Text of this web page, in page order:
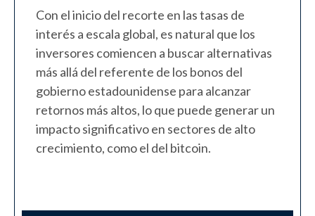
Con el inicio del recorte en las tasas de
interés a escala global, es natural que los
inversores comiencen a buscar alternativas
más allá del referente de los bonos del
gobierno estadounidense para alcanzar
retornos más altos, lo que puede generar un
impacto significativo en sectores de alto
crecimiento, como el del bitcoin.